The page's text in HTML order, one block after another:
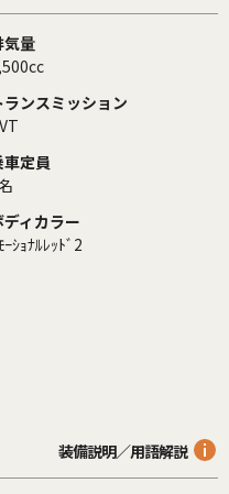
気量
ランスミッション
車定員
ディカラー
ｰｼｮﾅﾙﾚｯﾄﾞ2
装備説明／用語解説